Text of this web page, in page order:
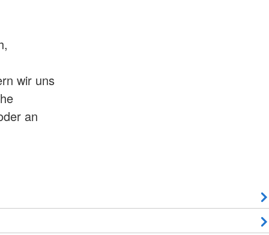
wir uns
an